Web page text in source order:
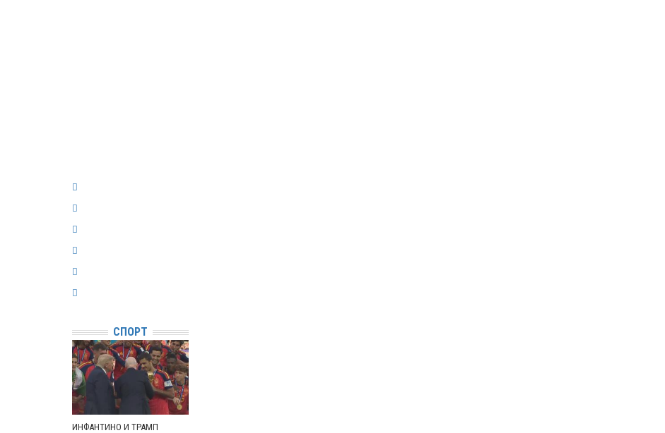
СПОРТ
ИНФАНТИНО И ТРАМП